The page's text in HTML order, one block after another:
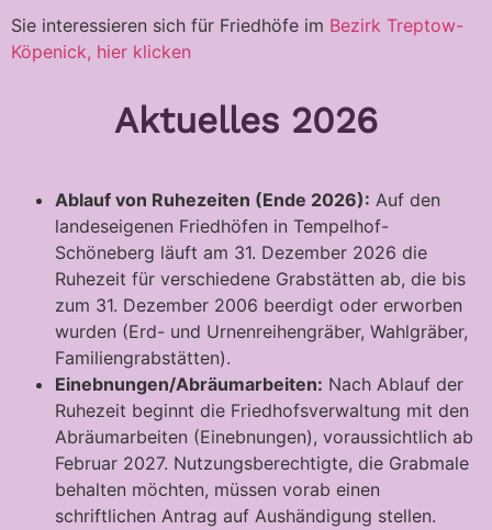
Sie interessieren sich für Friedhöfe im Bezirk Treptow-
Köpenick, hier klicken
Aktuelles 2026
Ablauf von Ruhezeiten (Ende 2026): Auf den
landeseigenen Friedhöfen in Tempelhof-
Schöneberg läuft am 31. Dezember 2026 die
Ruhezeit für verschiedene Grabstätten ab, die bis
zum 31. Dezember 2006 beerdigt oder erworben
wurden (Erd- und Urnenreihengräber, Wahlgräber,
Familiengrabstätten).
Einebnungen/Abräumarbeiten: Nach Ablauf der
Ruhezeit beginnt die Friedhofsverwaltung mit den
Abräumarbeiten (Einebnungen), voraussichtlich ab
Februar 2027. Nutzungsberechtigte, die Grabmale
behalten möchten, müssen vorab einen
schriftlichen Antrag auf Aushändigung stellen.